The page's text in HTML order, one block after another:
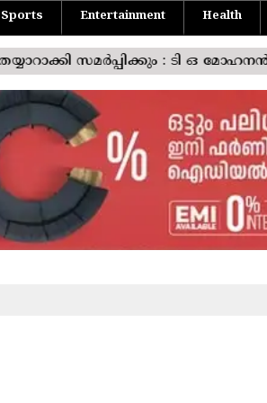
Sports Entertainment Health